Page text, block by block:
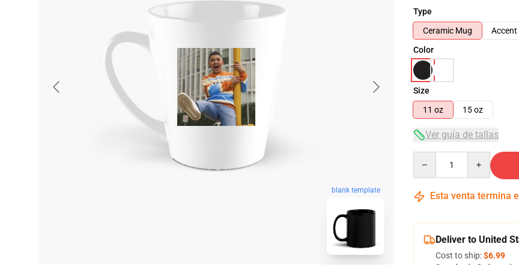
blank template
Type
Ceramic Mug
Accent
Color
Size
11 oz
15 oz
Ver guía de tallas
Esta venta termina
Deliver to United
Cost to ship:$6.99